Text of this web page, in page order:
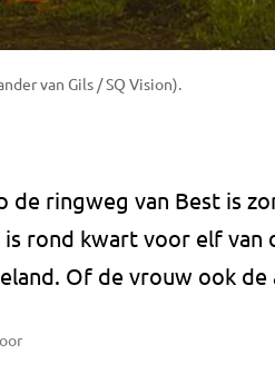
van Gils / SQ Vision).
de ringweg van Best is
is rond kwart voor elf van
Of de vrouw ook